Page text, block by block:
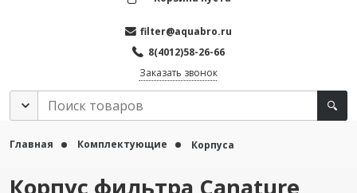
filter@aquabro.ru
8(4012)58-26-66
Заказать звонок
Главная Комплектующие Корпуса